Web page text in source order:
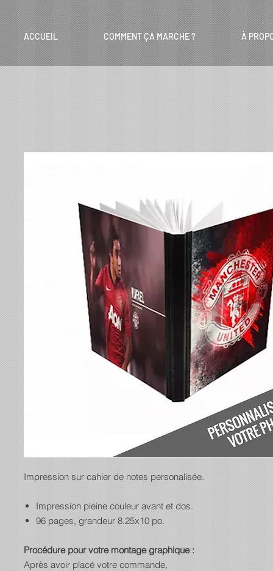
ACCUEIL COMMENT ÇA MARCHE ? À
Impression sur cahier de notes personalisée.
Impression pleine couleur avant et dos.
96 pages, grandeur 8.25x10 po.
Procédure pour votre montage graphique :
Après avoir placé votre commande,